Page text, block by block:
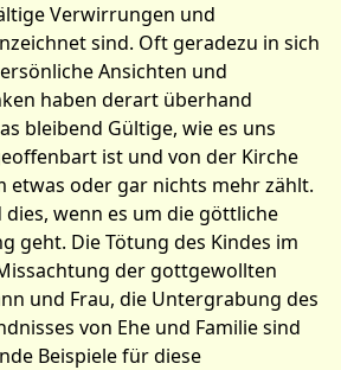
Verwirrungen und
sind. Oft geradezu in sich
Ansichten und
haben derart überhand
bleibend Gültige, wie es uns
ist und von der Kirche
etwas oder gar nichts mehr zählt.
wenn es um die göttliche
geht. Die Tötung des Kindes im
der gottgewollten
und Frau, die Untergrabung des
von Ehe und Familie sind
Beispiele für diese